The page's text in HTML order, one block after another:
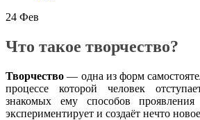
24 Фев
Что такое творчество?
Творчество — одна из форм
процессе которой человек
знакомых ему способов
экспериментирует и создаёт нечто